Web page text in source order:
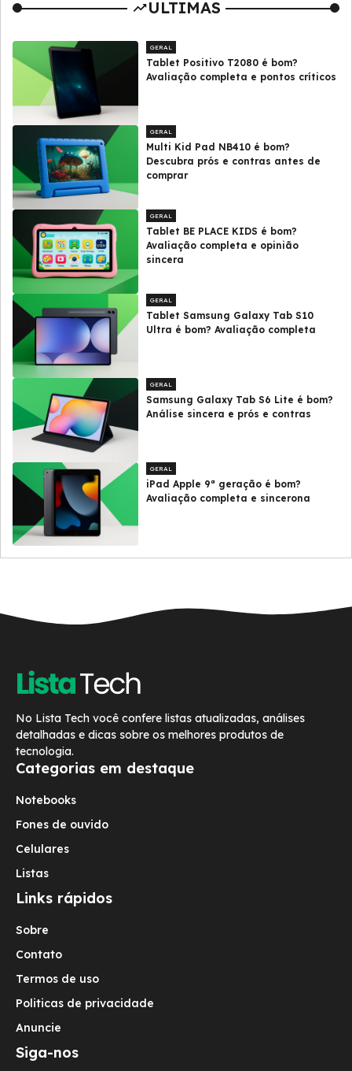
ULTIMAS
GERAL
Tablet Positivo T2080 é bom?
Avaliação completa e pontos críticos
GERAL
Multi Kid Pad NB410 é bom?
Descubra prós e contras antes de
comprar
GERAL
Tablet BE PLACE KIDS é bom?
Avaliação completa e opinião
sincera
GERAL
Tablet Samsung Galaxy Tab S10
Ultra é bom? Avaliação completa
GERAL
Samsung Galaxy Tab S6 Lite é bom?
Análise sincera e prós e contras
GERAL
iPad Apple 9ª geração é bom?
Avaliação completa e sincerona
No Lista Tech você confere listas atualizadas, análises
detalhadas e dicas sobre os melhores produtos de
tecnologia.
Categorias em destaque
Notebooks
Fones de ouvido
Celulares
Listas
Links rápidos
Sobre
Contato
Termos de uso
Politicas de privacidade
Anuncie
Siga-nos